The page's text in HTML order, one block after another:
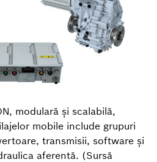
modulară și scalabilă,
mobile include grupuri
transmisii, software și
aferentă. (Sursă